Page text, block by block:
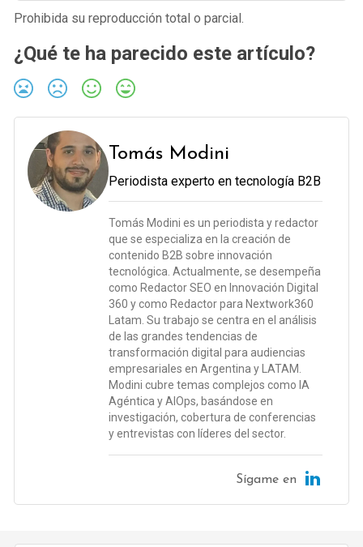
Prohibida su reproducción total o parcial.
¿Qué te ha parecido este artículo?
Tomás Modini
Periodista experto en tecnología B2B
Tomás Modini es un periodista y redactor
que se especializa en la creación de
contenido B2B sobre innovación
tecnológica. Actualmente, se desempeña
como Redactor SEO en Innovación Digital
360 y como Redactor para Nextwork360
Latam. Su trabajo se centra en el análisis
de las grandes tendencias de
transformación digital para audiencias
empresariales en Argentina y LATAM.
Modini cubre temas complejos como IA
Agéntica y AIOps, basándose en
investigación, cobertura de conferencias
y entrevistas con líderes del sector.
Sígame en